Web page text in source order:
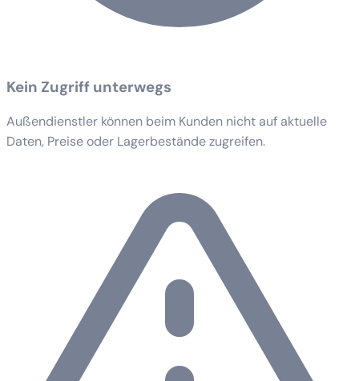
Kein Zugriff unterwegs
Außendienstler können beim Kunden nicht auf aktuelle
Daten, Preise oder Lagerbestände zugreifen.